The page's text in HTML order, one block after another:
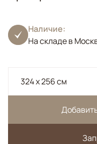
Наличие:
На складе в
324 x 256 см